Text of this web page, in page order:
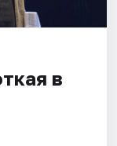
в